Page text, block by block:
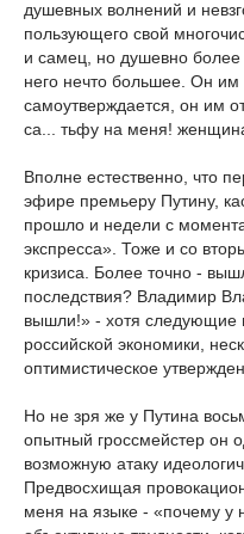
душевных волнений и
пользующего свой
и самец, но душевно более
него нечто большее. Он им
самоутверждается, он им
са... тьфу на меня!
Вполне естественно, что
эфире премьеру Путину,
прошло и недели с
экспресса». Тоже и со
кризиса. Более точно -
последствия? Владимир
вышли!» - хотя следующие
российской экономики,
оптимистическое
Но не зря же у Путина
опытный гроссмейстер он
возможную атаку
Предвосхищая
меня на языке - «почему у